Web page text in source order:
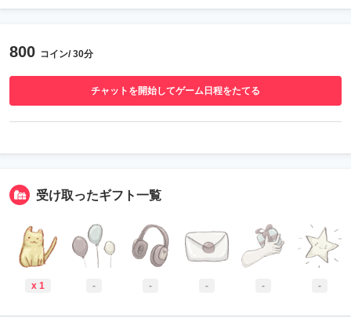
800 コイン/ 30分
チャットを開始してゲーム日程をたてる
受け取ったギフト一覧
x 1 - - - - -